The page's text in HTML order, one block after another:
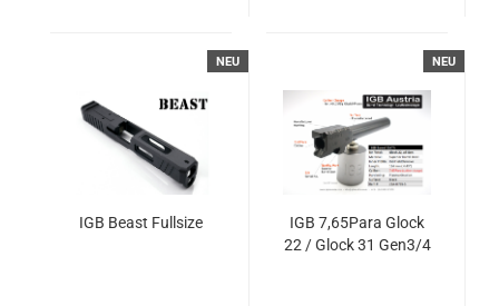
NEU
IGB Beast Fullsize
NEU
IGB 7,65Para Glock
22 / Glock 31 Gen3/4